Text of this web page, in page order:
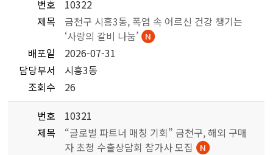
번호
10322
제목
금천구 시흥3동, 폭염 속 어르신 건강 챙기는
‘사랑의 갈비 나눔’
배포일
2026-07-31
담당부서
시흥3동
조회수
26
번호
10321
제목
“글로벌 파트너 매칭 기회” 금천구, 해외 구매
자 초청 수출상담회 참가사 모집